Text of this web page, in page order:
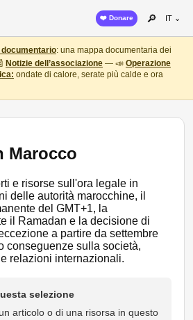
❤️ Donare 🔎 IT ⌄
documentario: una mappa documentaria dei
Notizie dell’associazione — 📣 Operazione
ondate di calore, serate più calde e ora
Marocco
e risorse sull'ora legale in
delle autorità marocchine, il
del GMT+1, la
il Ramadan e la decisione di
a partire da settembre
conseguenze sulla società,
relazioni internazionali.
selezione
articolo o di una risorsa in questo